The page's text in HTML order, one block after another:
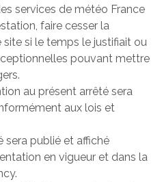
services de météo France
faire cesser la
si le temps le justifiait ou
pouvant mettre
au présent arrêté sera
aux lois et
sera publié et affiché
en vigueur et dans la